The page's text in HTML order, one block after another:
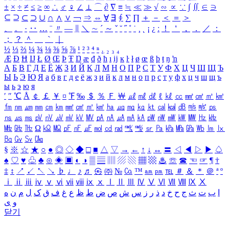
± × ÷ ≠ ≤ ≥ ∞ ∴ ♂ ♀ ∠ ⊥ ⌒ ∂ ∇ ≡ ≒ ≪ ≫ √ ∽ ∝ ∵ ∫ ∬ ∈ ∋
⊆ ⊇ ⊂ ⊃ ∪ ∩ ∧ ∨ ￢ ⇒ ⇔ ∀ ∃ ∮ ∑ ∏ ＋ － ＜ ＝
＞
、
。 · ‥ … ¨ 〃 ― ＼ ∼ ´ ～ ˇ ˘ ˝ ˚ ˙ ¸ ¡ ¿ ː ！ ＇ ， ． ／
：
；
？ ＾ ｀
½ ⅓ ⅔ ¼ ¾ ⅛ ⅜ ⅝ ⅞ ¹ ² ³ ⁴ ⁿ ₁ ₂ ₃ ₄
Æ Ð Ħ Ĳ Ł Ø Œ Þ Ŧ Ŋ æ đ ð ħ ı ĳ ĸ ŀ ł ø œ ß þ ŧ ŋ ŉ
А Б В Г Д Е Ё Ж З И Й К Л М Н О П Р С Т У Ф Х Ц Ч Ш Щ Ъ
Ы Ь Э Ю Я а б в г д е ё ж з и й к л м н о п р с т у ф х ц ч ш щ ъ
ы ь э ю я
′ ″ ℃ Å ￠ ￡ ￥ ¤ ℉ ‰ ＄ ％ Ｆ ￦ ㎕ ㎖ ㎗ ℓ ㎘ ㏄ ㎣ ㎤ ㎥ ㎦
㎙ ㎚ ㎛ ㎜ ㎝ ㎞ ㎟ ㎠ ㎡ ㎢ ㏊ ㎍ ㎎ ㎏ ㏏ ㎈ ㎉ ㏈ ㎧ ㎨ ㎰
㎱ ㎲ ㎳ ㎴ ㎵ ㎶ ㎷ ㎸ ㎹ ㎀ ㎁ ㎂ ㎃ ㎄ ㎺ ㎻ ㎽ ㎾ ㎿ ㎐ ㎑
㎒ ㎓ ㎔ Ω ㏀ ㏁ ㎊ ㎋ ㎌ ㏖ ㏅ ㎭ ㎮ ㎯ ㏛ ㎩ ㎪ ㎫ ㎬ ㏝ ㏐
㏓
㏃ ㏉ ㏜ ㏆
§ ※ ☆ ★ ○ ● ◎ ◇ ◆ □ ■ △ ▽ → ← ↑ ↓ ↔ 〓 ◁ ◀ ▷ ▶ ♤
♠ ♡ ♥ ♧ ♣ ⊙ ◈ ▣ ◐ ◑ ▒ ▤ ▨ ▧ ▦ ▩ ♨ ☏ ☎ ☜ ☞ ¶ †
‡ ↕ ↗ ↙ ↖ ↘ ♭ ♩ ♪ ♬ ㉿ ㈜ № ㏇ ™ ㏂ ㏘ ℡ ＃ ＆ ＊ ＠ ª º
ⅰ
ⅱ ⅲ ⅳ ⅴ ⅵ ⅶ ⅷ ⅸ ⅹ Ⅳ Ⅴ Ⅵ Ⅶ Ⅷ Ⅸ Ⅹ
ب ت ث ج ح خ د ذ ر ز س ش ص ض ط ظ ع غ ف ق ک ل م ن ه
و ی
닫기